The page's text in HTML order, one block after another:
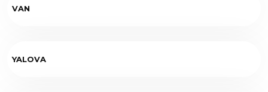
VAN
YALOVA